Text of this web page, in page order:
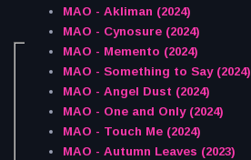
MAO - Akliman (2024)
MAO - Cynosure (2024)
MAO - Memento (2024)
MAO - Something to Say (2024)
MAO - Angel Dust (2024)
MAO - One and Only (2024)
MAO - Touch Me (2024)
MAO - Autumn Leaves (2023)